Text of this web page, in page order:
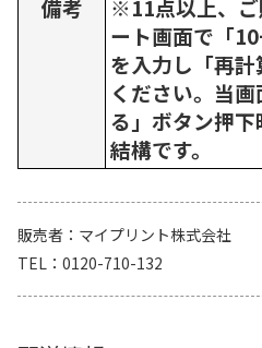
備考
※11点以上、ご
ート画面で「
を入力し「再
ください。当
る」ボタン押
結構です。
販売者
マイプリント株式会社
TEL
0120-710-132